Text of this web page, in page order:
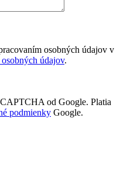
osobných údajov v
údajov.
od Google. Platia
podmienky Google.